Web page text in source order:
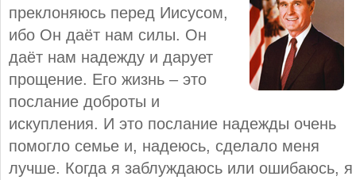
преклоняюсь перед Иисусом,
ибо Он даёт нам силы. Он
даёт нам надежду и дарует
прощение. Его жизнь – это
послание доброты и
искупления. И это послание надежды очень
помогло семье и, надеюсь, сделало меня
лучше. Когда я заблуждаюсь или ошибаюсь, я